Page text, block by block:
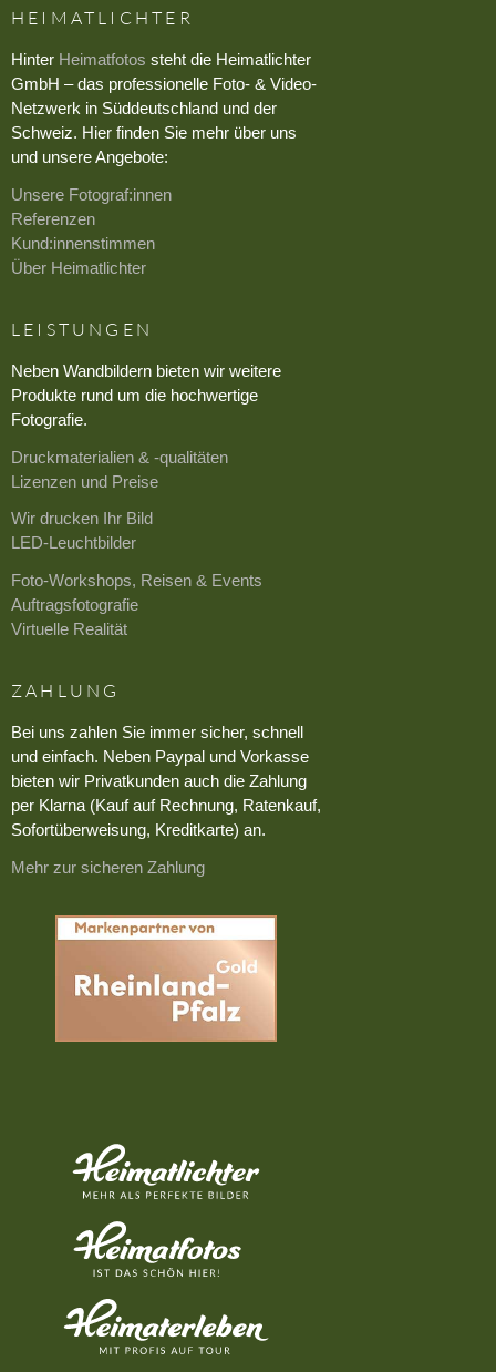
HEIMATLICHTER
Hinter Heimatfotos steht die Heimatlichter
GmbH – das professionelle Foto- & Video-
Netzwerk in Süddeutschland und der
Schweiz. Hier finden Sie mehr über uns
und unsere Angebote:
Unsere Fotograf:innen
Referenzen
Kund:innenstimmen
Über Heimatlichter
LEISTUNGEN
Neben Wandbildern bieten wir weitere
Produkte rund um die hochwertige
Fotografie.
Druckmaterialien & -qualitäten
Lizenzen und Preise
Wir drucken Ihr Bild
LED-Leuchtbilder
Foto-Workshops, Reisen & Events
Auftragsfotografie
Virtuelle Realität
ZAHLUNG
Bei uns zahlen Sie immer sicher, schnell
und einfach. Neben Paypal und Vorkasse
bieten wir Privatkunden auch die Zahlung
per Klarna (Kauf auf Rechnung, Ratenkauf,
Sofortüberweisung, Kreditkarte) an.
Mehr zur sicheren Zahlung